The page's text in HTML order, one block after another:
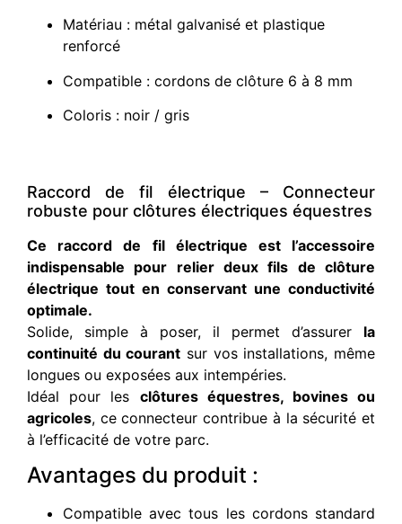
Matériau : métal galvanisé et plastique
renforcé
Compatible : cordons de clôture 6 à 8 mm
Coloris : noir / gris
Raccord de fil électrique – Connecteur
robuste pour clôtures électriques équestres
Ce raccord de fil électrique est l’accessoire
indispensable pour relier deux fils de clôture
électrique tout en conservant une conductivité
optimale.
Solide, simple à poser, il permet d’assurer la
continuité du courant sur vos installations, même
longues ou exposées aux intempéries.
Idéal pour les clôtures équestres, bovines ou
agricoles, ce connecteur contribue à la sécurité et
à l’efficacité de votre parc.
Avantages du produit :
Compatible avec tous les cordons standard